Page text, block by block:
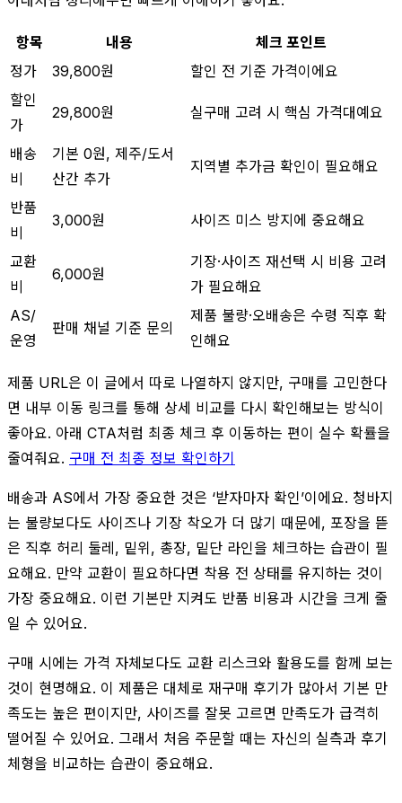
항목 내용
체크 포인트
정가
39,800원
할인 전 기준 가격이에요
할인
가
29,800원 실구매 고려 시 핵심 가격대예요
배송
비
기본 0원, 제주/도서
산간 추가
지역별 추가금 확인이 필요해요
반품
비
3,000원 사이즈 미스 방지에 중요해요
교환
비
6,000원
기장·사이즈 재선택 시 비용 고려
가 필요해요
AS/
운영
판매 채널 기준 문의
제품 불량·오배송은 수령 직후 확
인해요
제품 URL은 이 글에서 따로 나열하지 않지만, 구매를 고민한다
면 내부 이동 링크를 통해 상세 비교를 다시 확인해보는 방식이
좋아요. 아래 CTA처럼 최종 체크 후 이동하는 편이 실수 확률을
줄여줘요. 구매 전 최종 정보 확인하기
배송과 AS에서 가장 중요한 것은 ‘받자마자 확인’이에요. 청바지
는 불량보다도 사이즈나 기장 착오가 더 많기 때문에, 포장을 뜯
은 직후 허리 둘레, 밑위, 총장, 밑단 라인을 체크하는 습관이 필
요해요. 만약 교환이 필요하다면 착용 전 상태를 유지하는 것이
가장 중요해요. 이런 기본만 지켜도 반품 비용과 시간을 크게 줄
일 수 있어요.
구매 시에는 가격 자체보다도 교환 리스크와 활용도를 함께 보는
것이 현명해요. 이 제품은 대체로 재구매 후기가 많아서 기본 만
족도는 높은 편이지만, 사이즈를 잘못 고르면 만족도가 급격히
떨어질 수 있어요. 그래서 처음 주문할 때는 자신의 실측과 후기
체형을 비교하는 습관이 중요해요.